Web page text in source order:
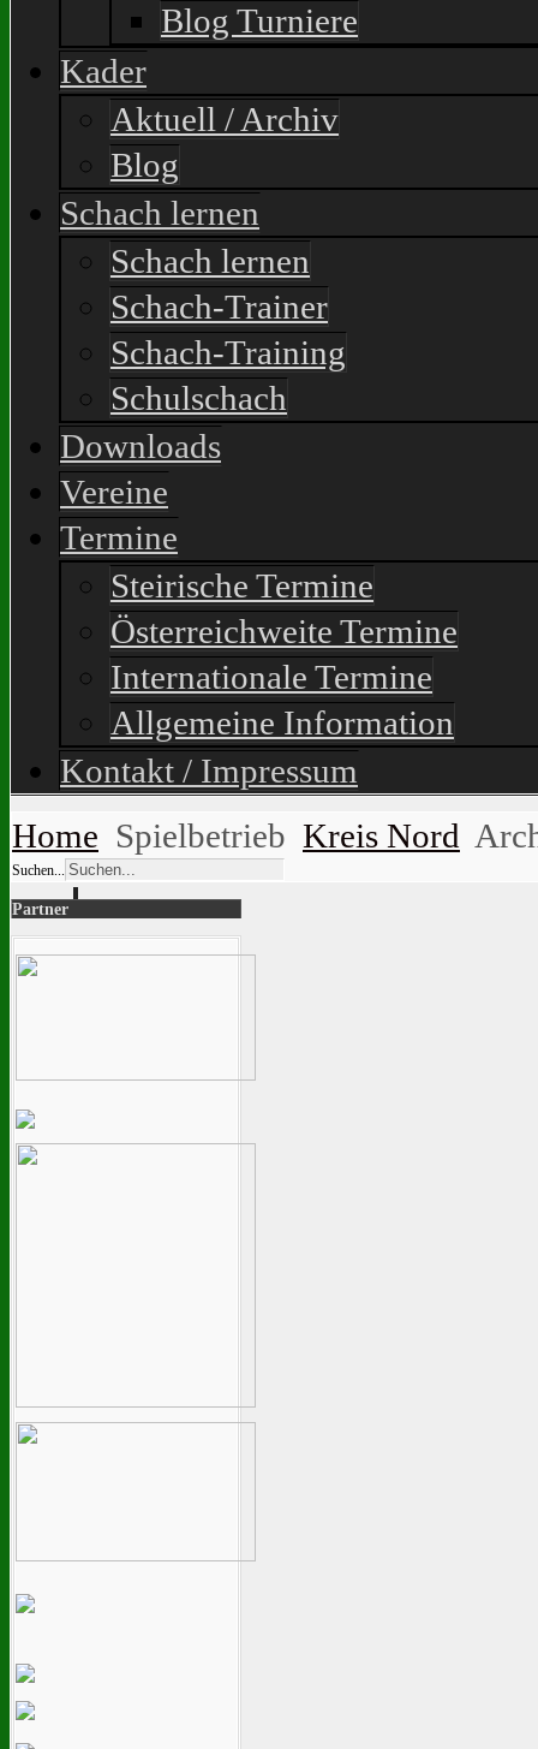
Blog Turniere
Kader
Aktuell / Archiv
Blog
Schach lernen
Schach lernen
Schach-Trainer
Schach-Training
Schulschach
Downloads
Vereine
Termine
Steirische Termine
Österreichweite Termine
Internationale Termine
Allgemeine Information
Kontakt / Impressum
Home Spielbetrieb Kreis Nord
Suchen...
Partner